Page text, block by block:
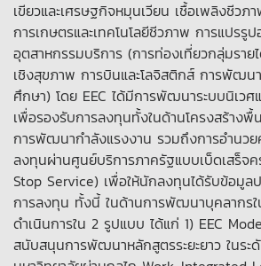
เขียวและเศรษฐกิจหมุนเวียน เชื้อเพลิงชีวภ
การเกษตรและเทคโนโลยีชีวภาพ การแปรรูป
อุตสาหกรรมบริการ (การท่องเที่ยวกลุ่มราย
เชิงสุขภาพ การบินและโลจิสติกส์ การพัฒน
ศึกษา) โดย EEC ได้มีการพัฒนาระบบนิเวศ
เพื่อรองรับการลงทุนทั้งในด้านโครงสร้าง
การพัฒนากำลังแรงงาน รวมถึงการอำนวย
ลงทุนผ่านศูนย์บริการภาครัฐแบบเบ็ดเสร็จค
Stop Service) เพื่อให้นักลงทุนได้รับข้อมูล
การลงทุน ทั้งนี้ ในด้านการพัฒนาบุคลากร
ดำเนินการใน 2 รูปแบบ ได้แก่ 1) EEC
สนับสนุนการพัฒนาหลักสูตรระยะยาว ในระ